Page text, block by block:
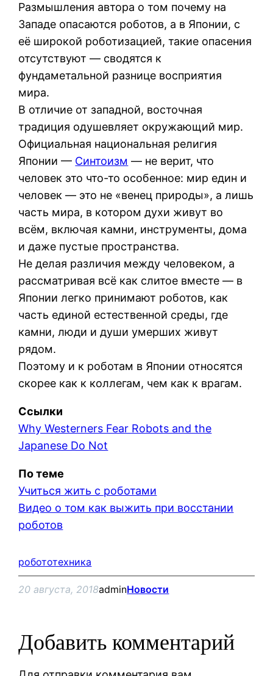
Размышления автора о том почему на
Западе опасаются роботов, а в Японии, с
её широкой роботизацией, такие опасения
отсутствуют — сводятся к
фундаметальной разнице восприятия
мира.
В отличие от западной, восточная
традиция одушевляет окружающий мир.
Официальная национальная религия
Японии — Синтоизм — не верит, что
человек это что-то особенное: мир един и
человек — это не «венец природы», а лишь
часть мира, в котором духи живут во
всём, включая камни, инструменты, дома
и даже пустые пространства.
Не делая различия между человеком, а
рассматривая всё как слитое вместе — в
Японии легко принимают роботов, как
часть единой естественной среды, где
камни, люди и души умерших живут
рядом.
Поэтому и к роботам в Японии относятся
скорее как к коллегам, чем как к врагам.
Ссылки
Why Westerners Fear Robots and the
Japanese Do Not
По теме
Учиться жить с роботами
Видео о том как выжить при восстании
роботов
робототехника
20 августа, 2018adminНовости
Добавить комментарий